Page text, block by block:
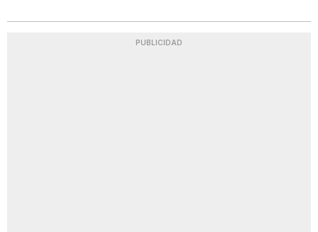
PUBLICIDAD